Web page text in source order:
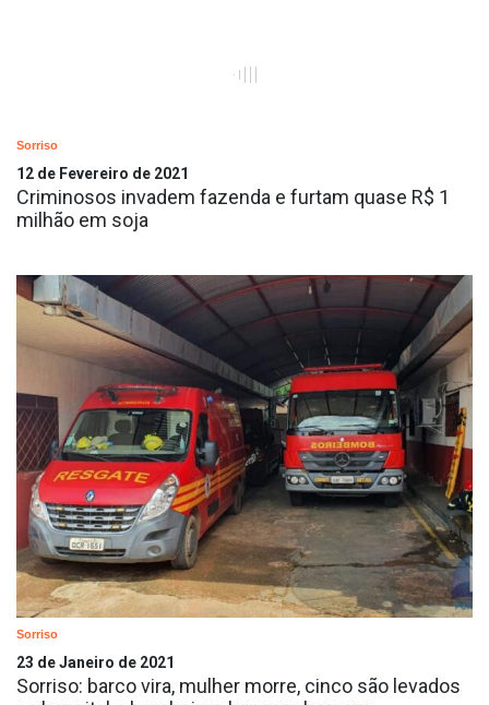
Sorriso
12 de Fevereiro de 2021
Criminosos invadem fazenda e furtam quase R$ 1
milhão em soja
Sorriso
23 de Janeiro de 2021
Sorriso: barco vira, mulher morre, cinco são levados